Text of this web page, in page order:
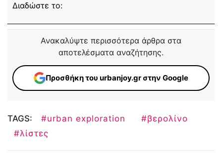
Διαδώστε το:
Ανακαλύψτε περισσότερα άρθρα στα
αποτελέσματα αναζήτησης.
Προσθήκη του urbanjoy.gr στην Google
TAGS: #urban exploration
#βερολίνο
#λίστες